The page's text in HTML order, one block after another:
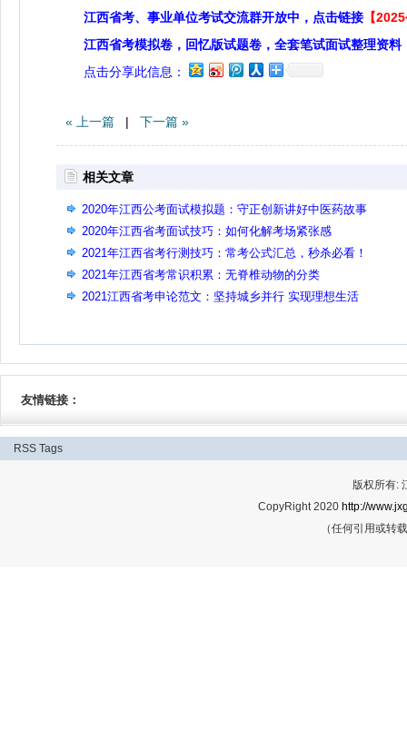
江西省考、事业单位考试交流群开放中，点击链接 【
江西省考模拟卷，回忆版试题卷，全套笔试面试整理资料
点击分享此信息：
« 上一篇 | 下一篇 »
相关文章
2020年江西公考面试模拟题：守正创新讲好中医药故事
2020年江西省考面试技巧：如何化解考场紧张感
2021年江西省考行测技巧：常考公式汇总，秒杀必看！
2021年江西省考常识积累：无脊椎动物的分类
2021江西省考申论范文：坚持城乡并行 实现理想生活
友情链接：
RSS Tags
版权所有:
CopyRight 2020 http://
（任何引用或转